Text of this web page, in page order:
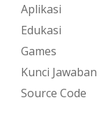
Aplikasi
Edukasi
Games
Kunci Jawaban
Source Code